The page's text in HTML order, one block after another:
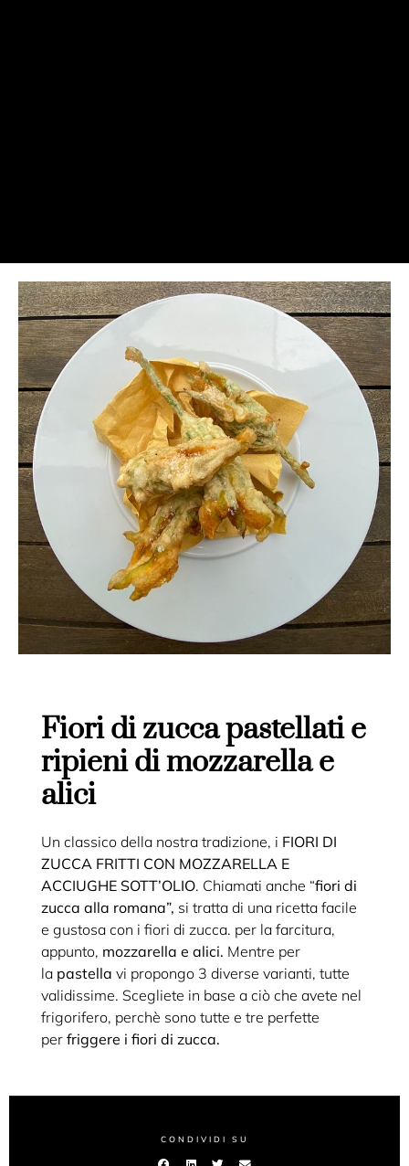
Fiori di zucca pastellati e
ripieni di mozzarella e
alici
Un classico della nostra tradizione, i FIORI DI
ZUCCA FRITTI CON MOZZARELLA E
ACCIUGHE SOTT’OLIO. Chiamati anche “fiori di
zucca alla romana”, si tratta di una ricetta facile
e gustosa con i fiori di zucca. per la farcitura,
appunto, mozzarella e alici. Mentre per
la pastella vi propongo 3 diverse varianti, tutte
validissime. Scegliete in base a ciò che avete nel
frigorifero, perchè sono tutte e tre perfette
per friggere i fiori di zucca.
CONDIVIDI SU